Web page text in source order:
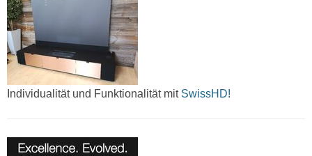
Individualität und Funktionalität mitSwissHD!